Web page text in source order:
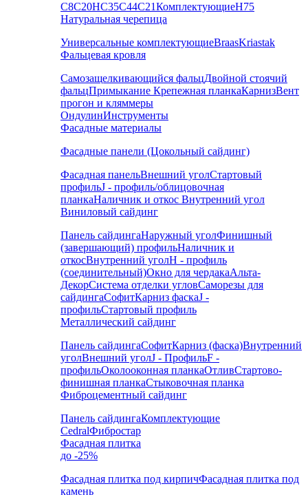
С8С20НС35С44С21КомплектующиеН75
Натуральная черепица
Универсальные комплектующиеBraasKriastak
Фальцевая кровля
Самозащелкивающийся фальцДвойной стоячий
фальцПримыкание Крепежная планкаКарнизВент
прогон и кляммеры
ОндулинИнструменты
Фасадные материалы
Фасадные панели (Цокольный сайдинг)
Фасадная панельВнешний уголСтартовый
профильJ - профиль/облицовочная
планкаНаличник и откос Внутренний угол
Виниловый сайдинг
Панель сайдингаНаружный уголФинишный
(завершающий) профильНаличник и
откосВнутренний уголH - профиль
(соединительный)Окно для чердакаАльта-
ДекорСистема отделки угловСаморезы для
сайдингаСофитКарниз фаскаJ -
профильСтартовый профиль
Металлический сайдинг
Панель сайдингаСофитКарниз (фаска)Внутренний
уголВнешний уголJ - ПрофильF -
профильОколооконная планкаОтливСтартово-
финишная планкаСтыковочная планка
Фиброцементный сайдинг
Панель сайдингаКомплектующие
CedralФибростар
Фасадная плитка
до -25%
Фасадная плитка под кирпичФасадная плитка под
камень